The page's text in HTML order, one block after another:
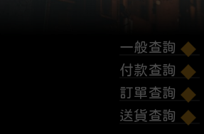
一般查詢
付款查詢
訂單查詢
送貨查詢